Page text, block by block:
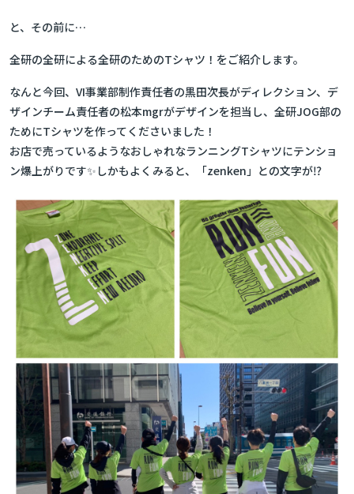
と、その前に…
全研の全研による全研のためのTシャツ！をご紹介します。
なんと今回、VI事業部制作責任者の黒田次長がディレクション、デ
ザインチーム責任者の松本mgrがデザインを担当し、全研JOG部の
ためにTシャツを作ってくださいました！
お店で売っているようなおしゃれなランニングTシャツにテンショ
ン爆上がりです✨しかもよくみると、「zenken」との文字が⁉